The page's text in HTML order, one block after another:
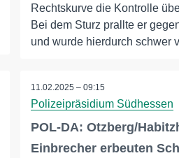
Rechtskurve die Kontrolle
Bei dem Sturz prallte er
und wurde hierdurch schwer
11.02.2025 – 09:15
Polizeipräsidium Südhessen
POL-DA: Otzberg/
Einbrecher erbeuten